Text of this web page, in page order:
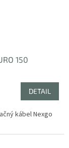
150
DETAIL
kábel Nexgo